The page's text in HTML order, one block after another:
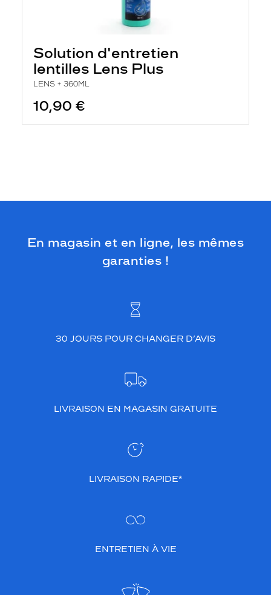
Solution d'entretien
lentilles Lens Plus
LENS + 360ML
10,90 €
En magasin et en ligne, les mêmes
garanties !
30 JOURS POUR CHANGER D’AVIS
LIVRAISON EN MAGASIN GRATUITE
LIVRAISON RAPIDE*
ENTRETIEN À VIE